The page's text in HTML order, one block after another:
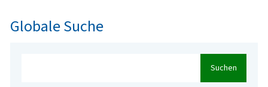
Globale Suche
Suchen